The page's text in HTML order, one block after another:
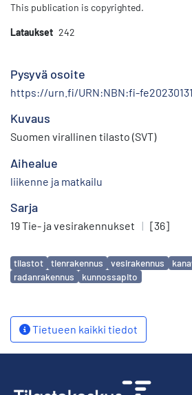
This publication is copyrighted.
Lataukset 242
Pysyvä osoite
https://urn.fi/URN:NBN:fi-
Kuvaus
Suomen virallinen tilasto (SVT)
Aihealue
liikenne ja matkailu
Sarja
19 Tie- ja vesirakennukset | [36]
Avainsanat
tilastot tienrakennus vesirakennus
radanrakennus
kunnossapito
Tietueen kaikki tiedot